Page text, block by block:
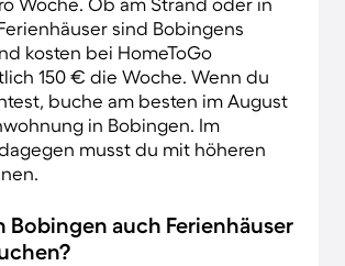
sind Bobingens
kosten bei HomeToGo
150 € die Woche. Wenn du
buche am besten im August
in Bobingen. Im
musst du mit höheren
Bobingen auch Ferienhäuser